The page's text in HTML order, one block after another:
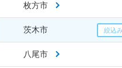
枚方市
茨木市
八尾市